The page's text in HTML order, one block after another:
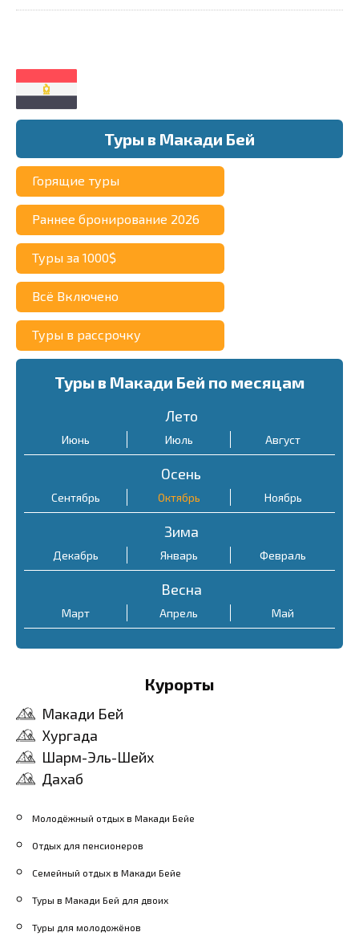
Туры в Макади Бей
Горящие туры
Раннее бронирование 2026
Туры за 1000$
Всё Включено
Туры в рассрочку
Туры в Макади Бей по месяцам
Лето
Июнь Июль Август
Осень
Сентябрь Октябрь Ноябрь
Зима
Декабрь Январь Февраль
Весна
Март Апрель Май
Курорты
Макади Бей
Хургада
Шарм-Эль-Шейх
Дахаб
Молодёжный отдых в Макади Бейе
Отдых для пенсионеров
Семейный отдых в Макади Бейе
Туры в Макади Бей для двоих
Туры для молодожёнов
Stella
3-5 $
30 $
25-40 $
Jaz Makadi Saraya
10-15 $